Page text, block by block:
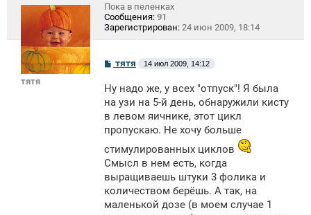
тятя
Пока в пеленках
Сообщения: 91
Зарегистрирован: 24 июн 2009, 18:14
С
о
б
щ
н
и
е
тятя 14 июл 2009, 14:12
Ну надо же, у всех "отпуск"! Я была
на узи на 5-й день, обнаружили кисту
в левом яичнике, этот цикл
пропускаю. Не хочу больше
стимулированных циклов
Смысл в нем есть, когда
выращиваешь штуки 3 фолика и
количеством берёшь. А так, на
маленькой дозе (в моем случае 1